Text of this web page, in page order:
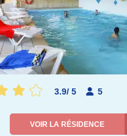
3.9/ 5 5
VOIR LA RÉSIDENCE